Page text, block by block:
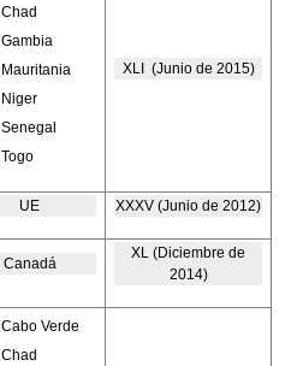
Chad
Gambia
Mauritania
Niger
Senegal
Togo
XLI (Junio de 2015)
UE XXXV (Junio de 2012)
Canadá
XL (Diciembre de
2014)
Cabo Verde
Chad